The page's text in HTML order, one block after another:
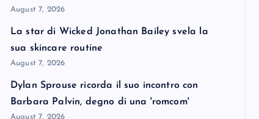
August 7, 2026
La star di Wicked Jonathan Bailey svela la
sua skincare routine
August 7, 2026
Dylan Sprouse ricorda il suo incontro con
Barbara Palvin, degno di una 'romcom'
August 7, 2026